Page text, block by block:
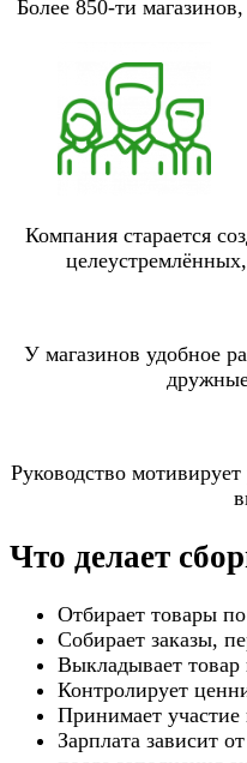
Более 850-ти
Компания старается
У магазинов удобное
Руководство мотивирует
Что делает
Отбирает товары
Собирает заказы,
Выкладывает товар
Контролирует
Принимает участие
Зарплата зависит